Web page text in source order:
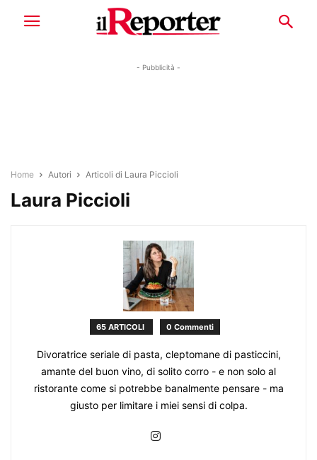
- Pubblicità -
Home Autori Articoli di Laura Piccioli
Laura Piccioli
65 ARTICOLI 0 Commenti
Divoratrice seriale di pasta, cleptomane di pasticcini,
amante del buon vino, di solito corro - e non solo al
ristorante come si potrebbe banalmente pensare - ma
giusto per limitare i miei sensi di colpa.